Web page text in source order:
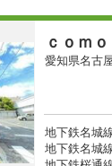
ｃｏｍ
愛知県名古
地下鉄名城
地下鉄名城